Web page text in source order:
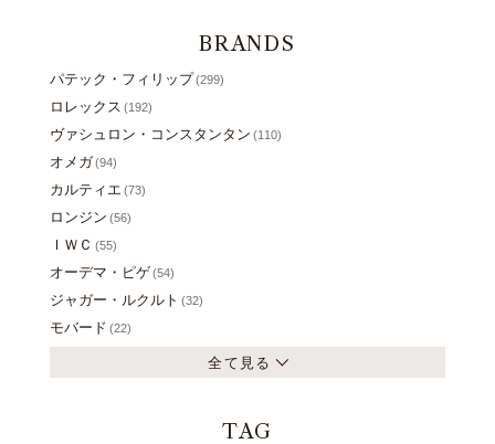
BRANDS
パテック・フィリップ(299)
ロレックス (192)
ヴァシュロン・コンスタンタン (110)
オメガ(94)
カルティエ (73)
ロンジン (56)
ＩＷＣ (55)
オーデマ・ピゲ(54)
ジャガー・ルクルト (32)
モバード (22)
全て見る
TAG